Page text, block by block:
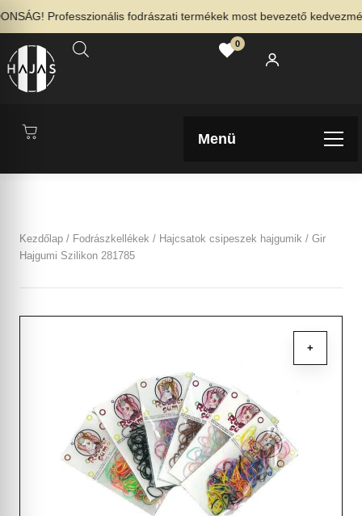
Professzionális fodrászati termékek most bevezető
0
Menü
Kezdőlap / Fodrászkellékek / Hajcsatok csipeszek hajgumik / Gir
Hajgumi Szilikon 281785
+